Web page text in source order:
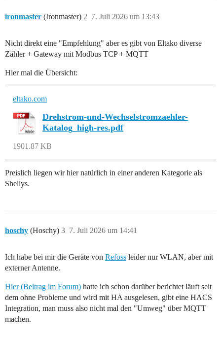
ironmaster (Ironmaster) 7. Juli 2026 um 13:43
2
Nicht direkt eine "Empfehlung" aber es gibt von Eltako diverse
Zähler + Gateway mit Modbus TCP + MQTT
Hier mal die Übersicht:
eltako.com
Drehstrom-und-Wechselstromzaehler-
Katalog_high-res.pdf
1901.87 KB
Preislich liegen wir hier natürlich in einer anderen Kategorie als
Shellys.
hoschy (Hoschy) 7. Juli 2026 um 14:41
3
Ich habe bei mir die Geräte von Refoss leider nur WLAN, aber mit
externer Antenne.
Hier (Beitrag im Forum) hatte ich schon darüber berichtet läuft seit
dem ohne Probleme und wird mit HA ausgelesen, gibt eine HACS
Integration, man muss also nicht mal den "Umweg" über MQTT
machen.